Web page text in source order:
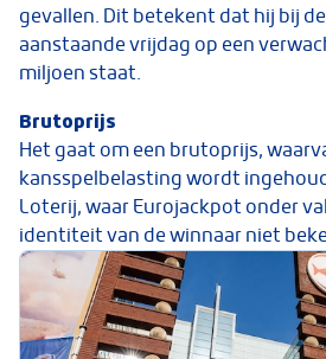
gevallen. Dit betekent dat hij bij
aanstaande vrijdag op een
miljoen staat.
Brutoprijs
Het gaat om een brutoprijs,
kansspelbelasting wordt
Loterij, waar Eurojackpot onder
identiteit van de winnaar niet